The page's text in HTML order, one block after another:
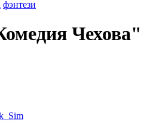
фэнтези
Чехова"